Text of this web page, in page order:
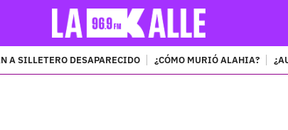
A SILLETERO DESAPARECIDO ¿CÓMO MURIÓ ALAHIA?